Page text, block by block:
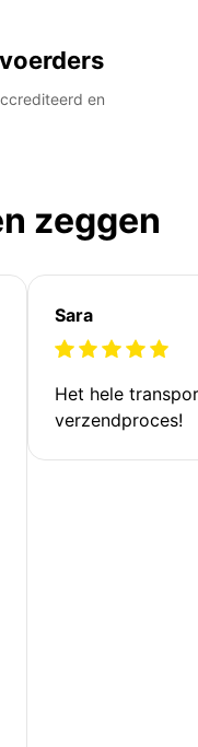
en
zeggen
Sara
Het hele
verzendproces!